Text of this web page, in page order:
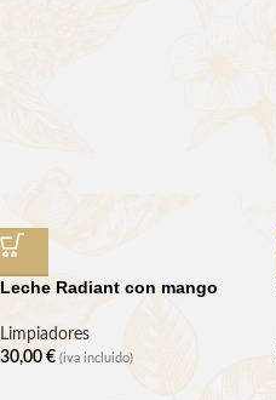
Leche Radiant con mango
Limpiadores
30,00 € (iva incluido)